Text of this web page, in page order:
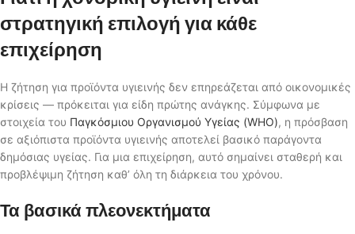
στρατηγική επιλογή για κάθε
επιχείρηση
Η ζήτηση για προϊόντα υγιεινής δεν επηρεάζεται από οικονομικές
κρίσεις — πρόκειται για είδη πρώτης ανάγκης. Σύμφωνα με
στοιχεία του Παγκόσμιου Οργανισμού Υγείας (WHO), η πρόσβαση
σε αξιόπιστα προϊόντα υγιεινής αποτελεί βασικό παράγοντα
δημόσιας υγείας. Για μια επιχείρηση, αυτό σημαίνει σταθερή και
προβλέψιμη ζήτηση καθ’ όλη τη διάρκεια του χρόνου.
Τα βασικά πλεονεκτήματα